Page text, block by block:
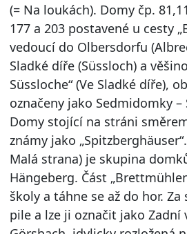
(= Na loukách). Domy čp.
177 a 203 postavené u cesty
vedoucí do Olbersdorfu
Sladké díře (Süssloch) a
Süssloche“ (Ve Sladké díře),
označeny jako Sedmidomky –
Domy stojící na stráni
známy jako
Malá strana) je skupina
Hängeberg. Část
školy a táhne se až do hor. Za
pile a lze ji označit jako Zadní